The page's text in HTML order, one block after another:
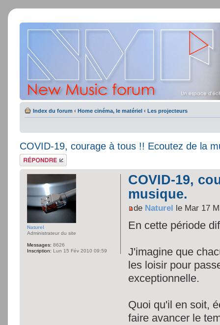
Index du forum ‹ Home cinéma, le matériel ‹ Les projecteurs
COVID-19, courage à tous !! Ecoutez de la
Répondre
COVID-19,
musique.
de Naturel le Mar 17
En cette période
J'imagine que
les loisir pour
exceptionnelle.
Quoi qu'il en soit,
faire avancer le
Naturel
Administrateur du site
Messages: 8626
Inscription: Lun 15 Fév 2010 09:59